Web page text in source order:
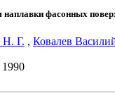
наплавки фасонных
Н. Г. , Ковалев
1990